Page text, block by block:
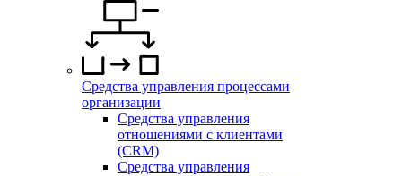
Средства управления процессами
организации
Средства управления
отношениями с клиентами
(CRM)
Средства управления